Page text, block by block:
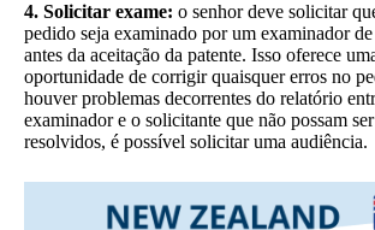
4. Solicitar exame: o senhor deve solicitar
pedido seja examinado por um examinador de
antes da aceitação da patente. Isso oferece
oportunidade de corrigir quaisquer erros no
houver problemas decorrentes do relatório
examinador e o solicitante que não possam ser
resolvidos, é possível solicitar uma audiência.